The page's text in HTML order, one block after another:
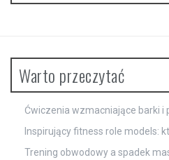
Warto przeczytać
Ćwiczenia wzmacniające barki i
Inspirujący fitness role models:
Trening obwodowy a spadek